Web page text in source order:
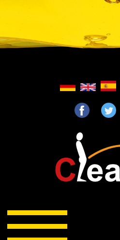
Inhalt
F T